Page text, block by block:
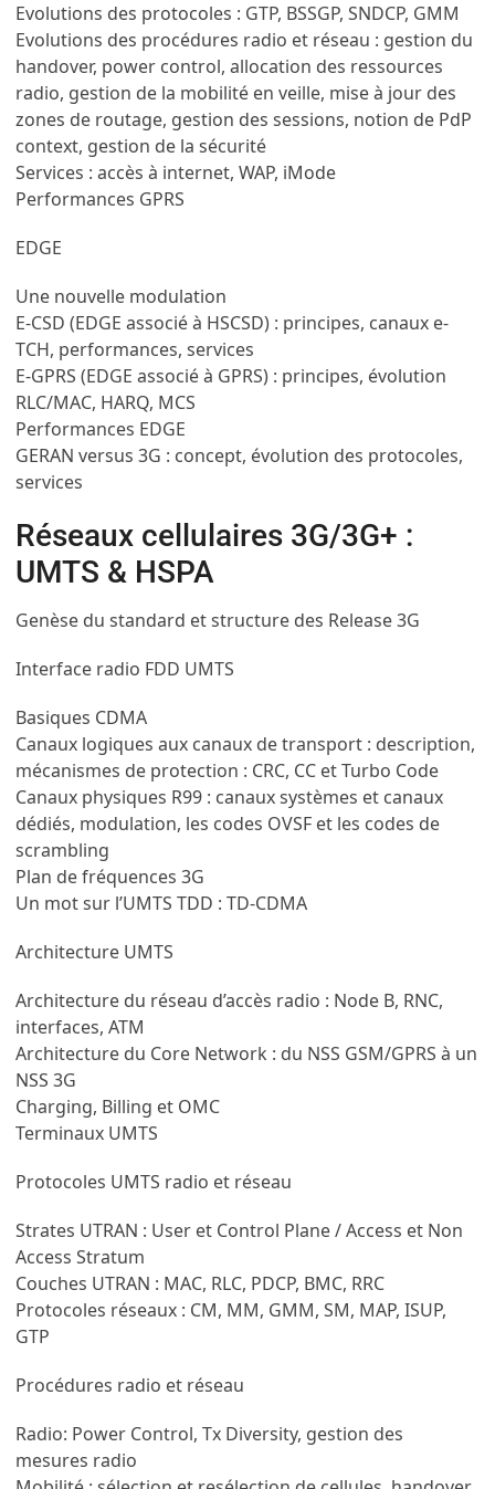
Evolutions des protocoles : GTP, BSSGP, SNDCP, GMM
Evolutions des procédures radio et réseau : gestion du
handover, power control, allocation des ressources
radio, gestion de la mobilité en veille, mise à jour des
zones de routage, gestion des sessions, notion de PdP
context, gestion de la sécurité
Services : accès à internet, WAP, iMode
Performances GPRS
EDGE
Une nouvelle modulation
E-CSD (EDGE associé à HSCSD) : principes, canaux e-
TCH, performances, services
E-GPRS (EDGE associé à GPRS) : principes, évolution
RLC/MAC, HARQ, MCS
Performances EDGE
GERAN versus 3G : concept, évolution des protocoles,
services
Réseaux cellulaires 3G/3G+ :
UMTS & HSPA
Genèse du standard et structure des Release 3G
Interface radio FDD UMTS
Basiques CDMA
Canaux logiques aux canaux de transport : description,
mécanismes de protection : CRC, CC et Turbo Code
Canaux physiques R99 : canaux systèmes et canaux
dédiés, modulation, les codes OVSF et les codes de
scrambling
Plan de fréquences 3G
Un mot sur l’UMTS TDD : TD-CDMA
Architecture UMTS
Architecture du réseau d’accès radio : Node B, RNC,
interfaces, ATM
Architecture du Core Network : du NSS GSM/GPRS à un
NSS 3G
Charging, Billing et OMC
Terminaux UMTS
Protocoles UMTS radio et réseau
Strates UTRAN : User et Control Plane / Access et Non
Access Stratum
Couches UTRAN : MAC, RLC, PDCP, BMC, RRC
Protocoles réseaux : CM, MM, GMM, SM, MAP, ISUP,
GTP
Procédures radio et réseau
Radio: Power Control, Tx Diversity, gestion des
mesures radio